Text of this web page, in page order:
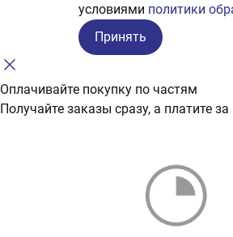
условиями политики
Принять
Оплачивайте покупку по частям
Получайте заказы сразу, а платите за